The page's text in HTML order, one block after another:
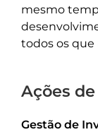
mesmo
todos os
Ações
Gestão de